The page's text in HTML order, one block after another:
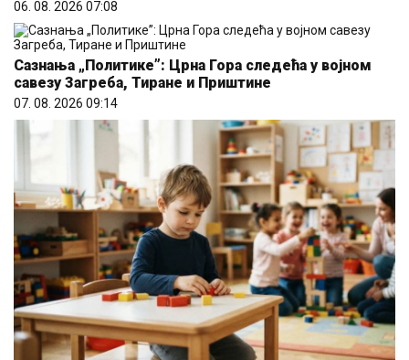
савезу Загреба, Тиране и Приштине
07. 08. 2026 09:14
Dete sa autizmom polivali vodom i mazali mu lak na
usta: Potresno iskustvo žene iz vrtića za Mame